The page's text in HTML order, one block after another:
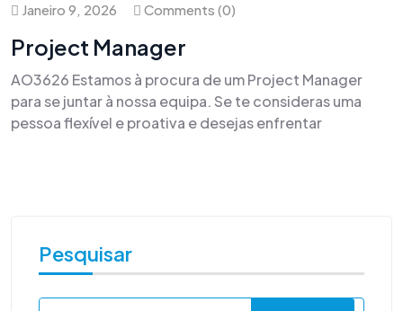
Janeiro 9, 2026 Comments (0)
Project Manager
AO3626 Estamos à procura de um Project Manager
para se juntar à nossa equipa. Se te consideras uma
pessoa flexível e proativa e desejas enfrentar
Pesquisar